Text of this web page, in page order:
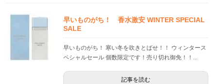
早いものがち！ 香水激安 WINTER SPECIAL
SALE
早いものがち！ 寒い冬を吹きとばせ！！ ウィンタース
ペシャルセール 個数限定です！売り切れ御免！！...
記事を読む